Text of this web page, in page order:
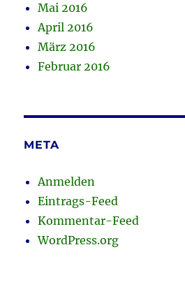
Mai 2016
April 2016
März 2016
Februar 2016
META
Anmelden
Eintrags-Feed
Kommentar-Feed
WordPress.org